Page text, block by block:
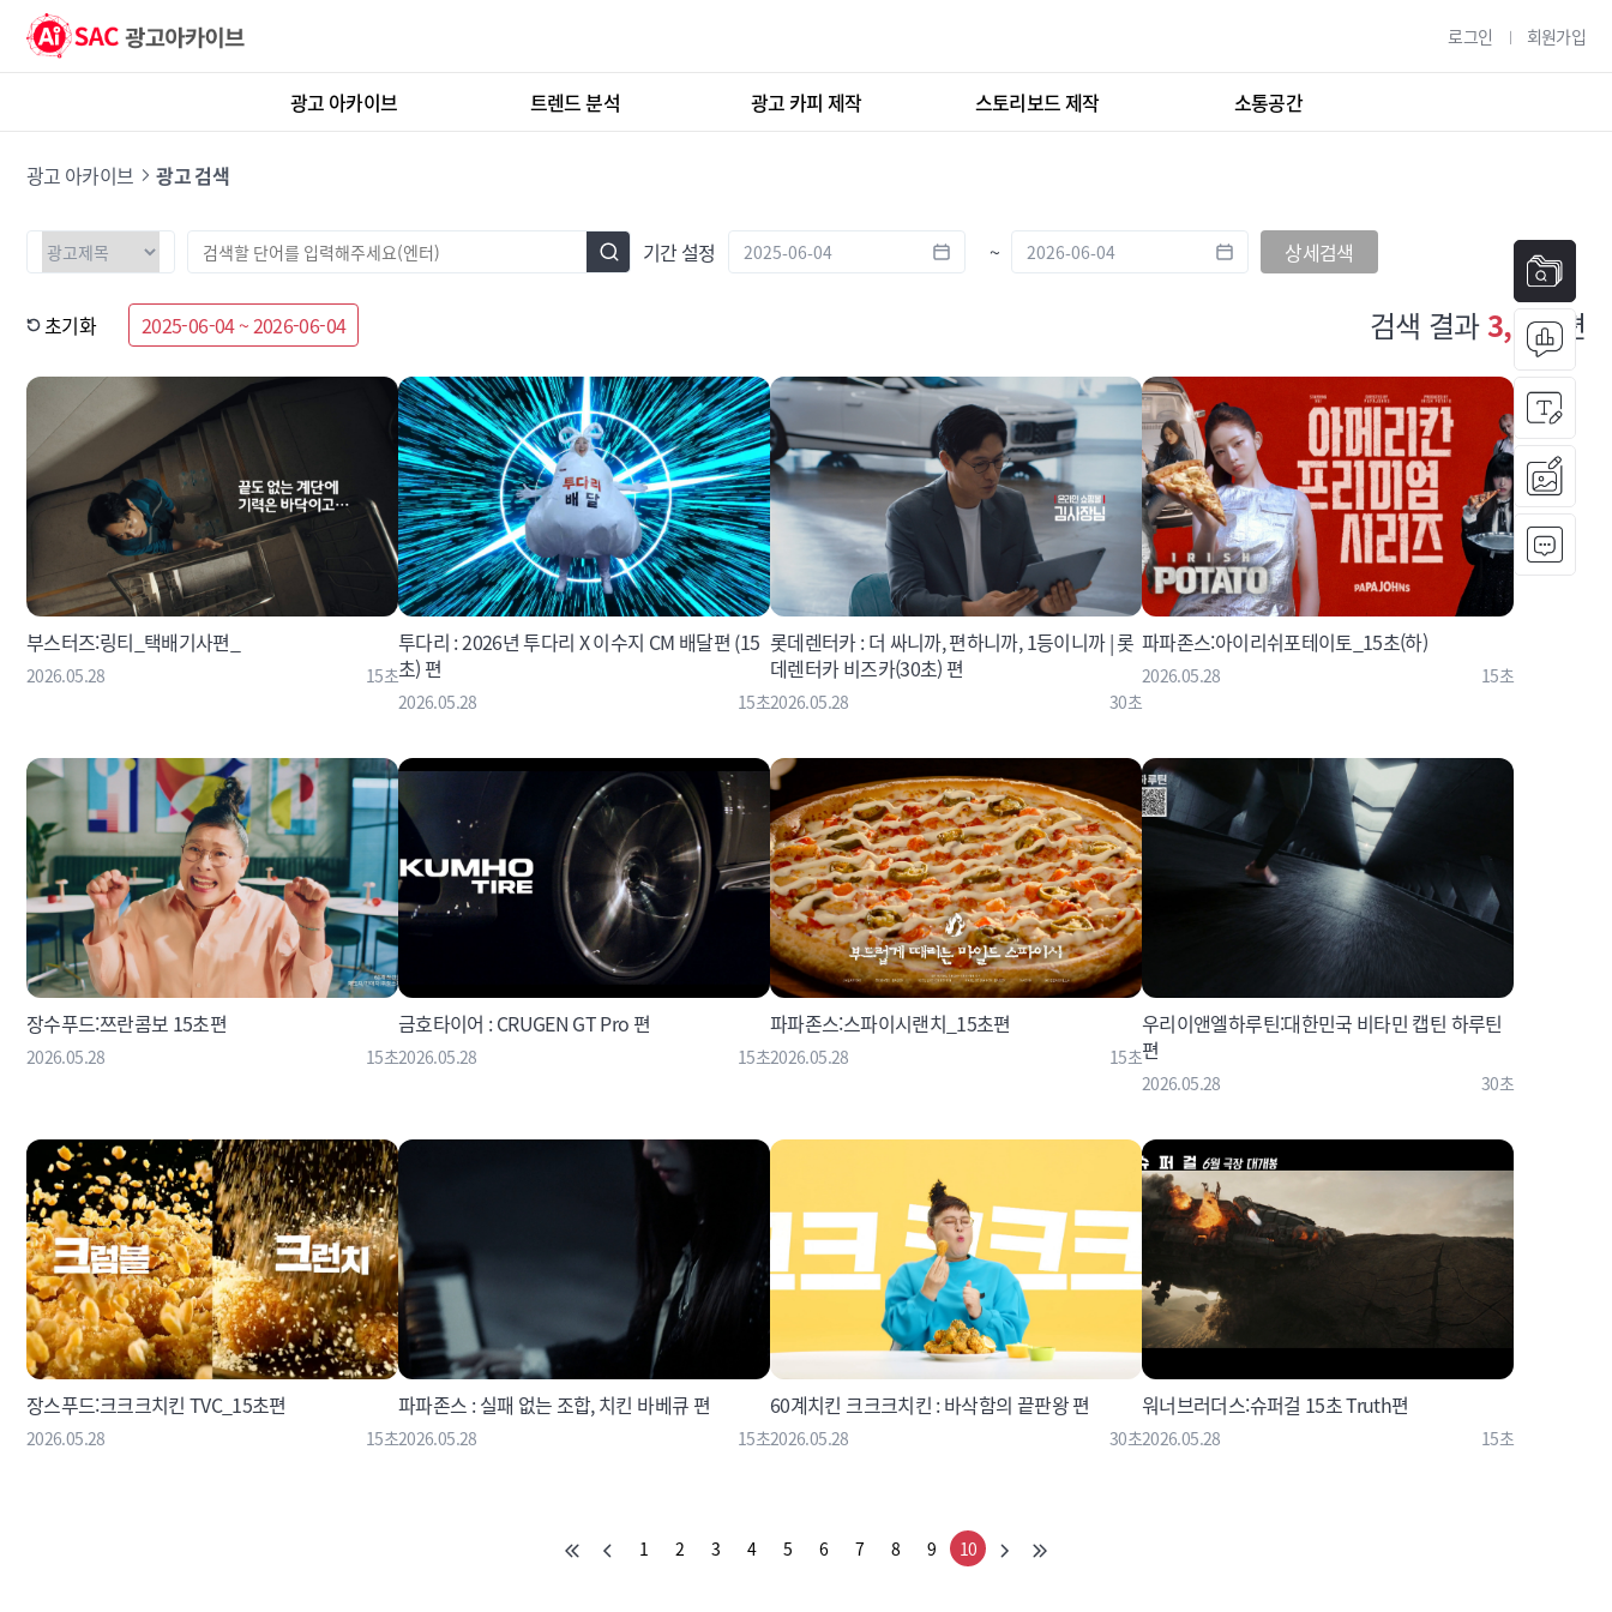
로그인 회원가입
광고 아카이브 트렌드 분석 광고 카피 제작 스토리보드 제작 소통공간
광고 아카이브 광고 검색
기간 설정 ~ 상세검색
초기화 2025-06-04 ~ 2026-06-04 검색 결과3,131편
부스터즈:링티_택배기사편_
2026.05.28 15초
투다리 : 2026년 투다리 X 이수지 CM 배달편 (15
초) 편
2026.05.28 15초
롯데렌터카 : 더 싸니까, 편하니까, 1등이니까 | 롯
데렌터카 비즈카(30초) 편
2026.05.28 30초
파파존스:아이리쉬포테이토_15초(하)
2026.05.28 15초
장수푸드:쯔란콤보 15초편
2026.05.28 15초
금호타이어 : CRUGEN GT Pro 편
2026.05.28 15초
파파존스:스파이시랜치_15초편
2026.05.28 15초
우리이앤엘하루틴:대한민국 비타민 캡틴 하루틴
편
2026.05.28 30초
장스푸드:크크크치킨 TVC_15초편
2026.05.28 15초
파파존스 : 실패 없는 조합, 치킨 바베큐 편
2026.05.28 15초
60계치킨 크크크치킨 : 바삭함의 끝판왕 편
2026.05.28 30초
워너브러더스:슈퍼걸 15초 Truth편
2026.05.28 15초
1 2 3 4 5 6 7 8 9 10